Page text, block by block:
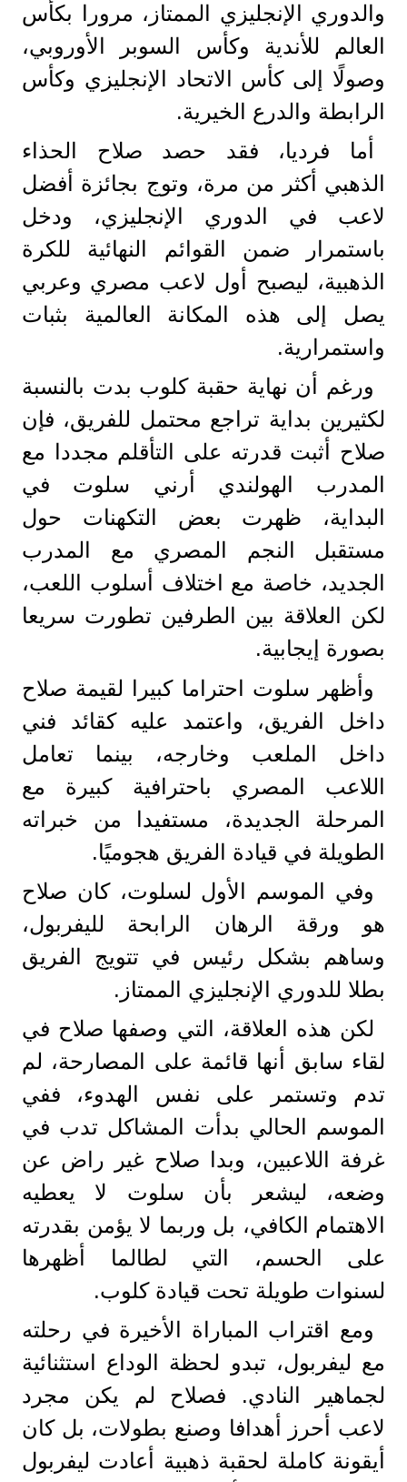
والدوري الإنجليزي الممتاز، مرورا بكأس
العالم للأندية وكأس السوبر الأوروبي،
وصولًا إلى كأس الاتحاد الإنجليزي وكأس
الرابطة والدرع الخيرية.
أما فرديا، فقد حصد صلاح الحذاء
الذهبي أكثر من مرة، وتوج بجائزة أفضل
لاعب في الدوري الإنجليزي، ودخل
باستمرار ضمن القوائم النهائية للكرة
الذهبية، ليصبح أول لاعب مصري وعربي
يصل إلى هذه المكانة العالمية بثبات
واستمرارية.
ورغم أن نهاية حقبة كلوب بدت بالنسبة
لكثيرين بداية تراجع محتمل للفريق، فإن
صلاح أثبت قدرته على التأقلم مجددا مع
المدرب الهولندي أرني سلوت في
البداية، ظهرت بعض التكهنات حول
مستقبل النجم المصري مع المدرب
الجديد، خاصة مع اختلاف أسلوب اللعب،
لكن العلاقة بين الطرفين تطورت سريعا
بصورة إيجابية.
وأظهر سلوت احتراما كبيرا لقيمة صلاح
داخل الفريق، واعتمد عليه كقائد فني
داخل الملعب وخارجه، بينما تعامل
اللاعب المصري باحترافية كبيرة مع
المرحلة الجديدة، مستفيدا من خبراته
الطويلة في قيادة الفريق هجوميًا.
وفي الموسم الأول لسلوت، كان صلاح
هو ورقة الرهان الرابحة لليفربول،
وساهم بشكل رئيس في تتويج الفريق
بطلا للدوري الإنجليزي الممتاز.
لكن هذه العلاقة، التي وصفها صلاح في
لقاء سابق أنها قائمة على المصارحة، لم
تدم وتستمر على نفس الهدوء، ففي
الموسم الحالي بدأت المشاكل تدب في
غرفة اللاعبين، وبدا صلاح غير راض عن
وضعه، ليشعر بأن سلوت لا يعطيه
الاهتمام الكافي، بل وربما لا يؤمن بقدرته
على الحسم، التي لطالما أظهرها
لسنوات طويلة تحت قيادة كلوب.
ومع اقتراب المباراة الأخيرة في رحلته
مع ليفربول، تبدو لحظة الوداع استثنائية
لجماهير النادي. فصلاح لم يكن مجرد
لاعب أحرز أهدافا وصنع بطولات، بل كان
أيقونة كاملة لحقبة ذهبية أعادت ليفربول